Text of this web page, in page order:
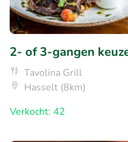
2- of 3-gangen
Tavolina Grill
Hasselt (8km)
Verkocht: 42